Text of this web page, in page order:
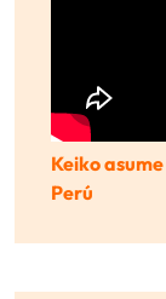
Keiko
Perú